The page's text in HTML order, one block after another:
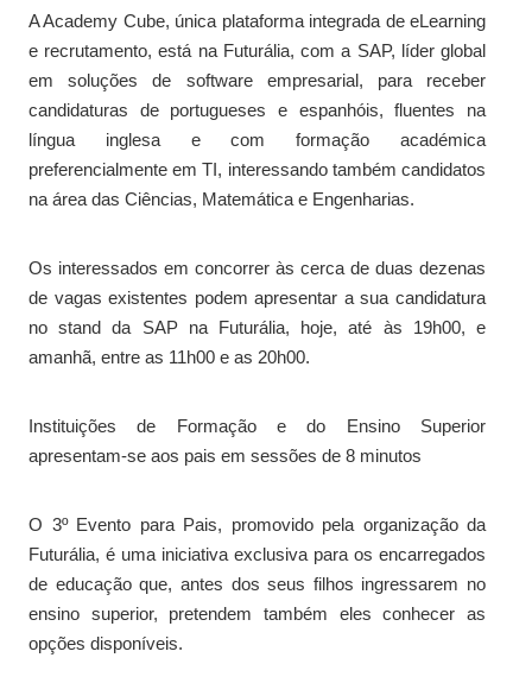
A Academy Cube, única plataforma integrada de eLearning
e recrutamento, está na Futurália, com a SAP, líder global
em soluções de software empresarial, para receber
candidaturas de portugueses e espanhóis, fluentes na
língua inglesa e com formação académica
preferencialmente em TI, interessando também candidatos
na área das Ciências, Matemática e Engenharias.
Os interessados em concorrer às cerca de duas dezenas
de vagas existentes podem apresentar a sua candidatura
no stand da SAP na Futurália, hoje, até às 19h00, e
amanhã, entre as 11h00 e as 20h00.
Instituições de Formação e do Ensino Superior
apresentam-se aos pais em sessões de 8 minutos
O 3º Evento para Pais, promovido pela organização da
Futurália, é uma iniciativa exclusiva para os encarregados
de educação que, antes dos seus filhos ingressarem no
ensino superior, pretendem também eles conhecer as
opções disponíveis.